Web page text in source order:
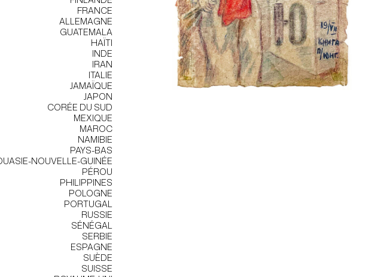
FRANCE
ALLEMAGNE
GUATEMALA
HAÏTI
INDE
IRAN
ITALIE
JAMAÏQUE
JAPON
CORÉE DU SUD
MEXIQUE
MAROC
NAMIBIE
PAYS-BAS
NOUVELLE-GUINÉE
PÉROU
PHILIPPINES
POLOGNE
PORTUGAL
RUSSIE
SÉNÉGAL
SERBIE
ESPAGNE
SUÈDE
SUISSE